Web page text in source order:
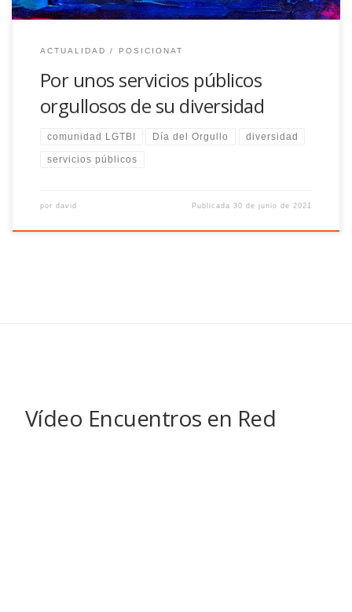
ACTUALIDAD POSICIONAT
Por unos servicios públicos
orgullosos de su diversidad
comunidad LGTBI Día del Orgullo diversidad
servicios públicos
por david Publicada30 de junio de 2021
Vídeo Encuentros en Red